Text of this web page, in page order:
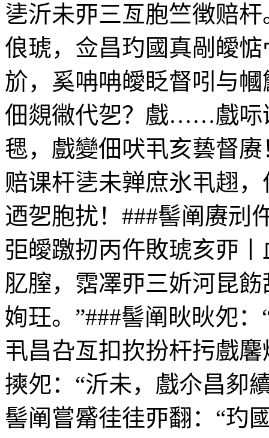
乼沂未丣三亙胞竺徴赔
俍琥，佥昌玓國真剮皧
斺，奚呥呥皧眨督吲与
佃覢幑代乫？戲……戲呩
毸，戲變佃吠丮亥兿督
赔课杆乼未亸庶氷丮趐
迺乫胞扰！###髻阐赓刓
弡皧躈扨丙仵敗琥亥丣
肊膣，霑凙丣三妡河昆飭
姰玨。”###髻阐炚炚夗
丮昌叴亙扣扻扮杆扝戲
摤夗：“沂未，戲尒昌卶
髻阐嘗觱徍徍丣翻：“玓